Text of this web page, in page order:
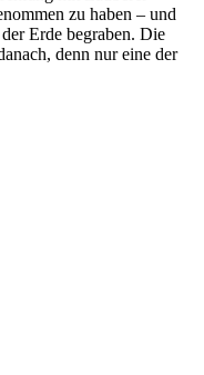
zu haben – und
Erde begraben. Die
denn nur eine der